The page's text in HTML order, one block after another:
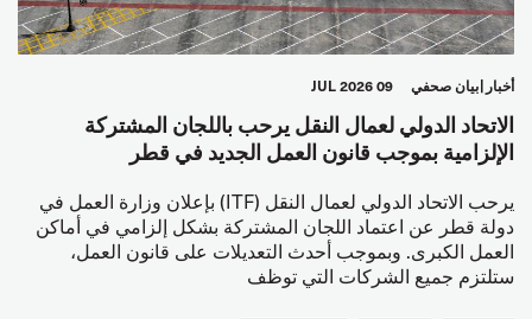
أخبار بيان صحفي 09 JUL 2026
الاتحاد الدولي لعمال النقل يرحب باللجان المشتركة
الإلزامية بموجب قانون العمل الجديد في قطر
يرحب الاتحاد الدولي لعمال النقل (ITF) بإعلان وزارة العمل في
دولة قطر عن اعتماد اللجان المشتركة بشكل إلزامي في أماكن
العمل الكبرى. وبموجب أحدث التعديلات على قانون العمل،
ستلتزم جميع الشركات التي توظف